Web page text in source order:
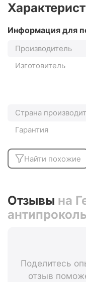
Информация для
Производитель
Изготовитель
Страна
Гарантия
Найти похожие
Отзывы на
Поделитесь
отзыв